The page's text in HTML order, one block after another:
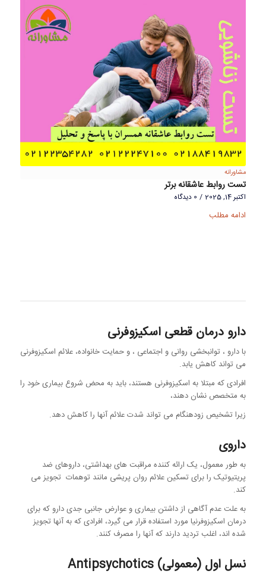
مشاورانه
تست روابط عاشقانه برتر
اکتبر 14, 2025 / 0 دیدگاه
ادامه مطلب
دارو درمان قطعی اسکیزوفرنی
با دارو ، توانبخشی روانی و اجتماعی ، و حمایت خانواده، علائم اسکیزوفرنی
می تواند کاهش یابد.
افرادی که مبتلا به اسکیزوفرنی هستند، باید به محض شروع بیماری خود را
به متخصص نشان دهند،
زیرا تشخیص زودهنگام می تواند شدت علائم آنها را کاهش دهد.
داروی
به طور معمول، یک ارائه کننده مراقبت های بهداشتی، داروهای ضد
پریتیوتیک را برای تسکین علائم روان پریشی مانند توهمات تجویز می
کند.
به علت عدم آگاهی از داشتن بیماری و عوارض جانبی جدی دارو که برای
درمان اسکیزوفرنیا مورد استفاده قرار می گیرد، افرادی که به آنها تجویز
شده اند، اغلب تردید دارند که آنها را مصرف کنند.
نسل اول (معمولی) Antipsychotics